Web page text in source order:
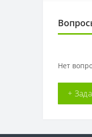
Нет
+